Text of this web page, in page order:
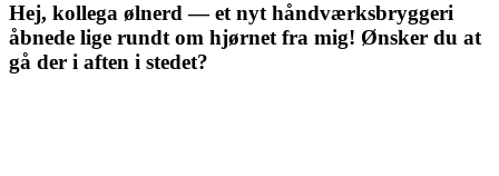
Hej, kollega ølnerd — et nyt håndværksbryggeri
åbnede lige rundt om hjørnet fra mig! Ønsker du at
gå der i aften i stedet?